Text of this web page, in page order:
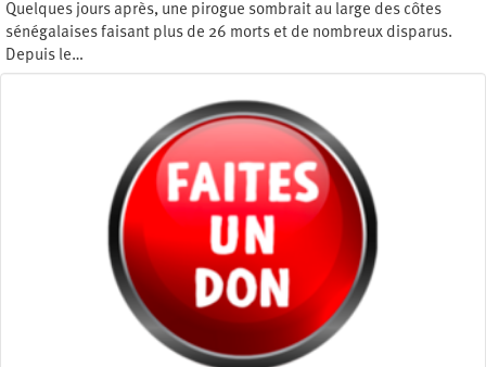
Quelques jours après, une pirogue sombrait au large des côtes
sénégalaises faisant plus de 26 morts et de nombreux disparus.
Depuis le…